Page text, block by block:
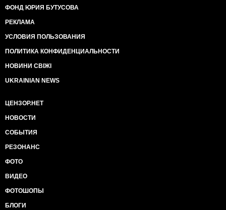
ФОНД ЮРИЯ БУТУСОВА
РЕКЛАМА
УСЛОВИЯ ПОЛЬЗОВАНИЯ
ПОЛИТИКА КОНФИДЕНЦИАЛЬНОСТИ
НОВИНИ СВІЖІ
UKRAINIAN NEWS
ЦЕНЗОР.НЕТ
НОВОСТИ
СОБЫТИЯ
РЕЗОНАНС
ФОТО
ВИДЕО
ФОТОШОПЫ
БЛОГИ